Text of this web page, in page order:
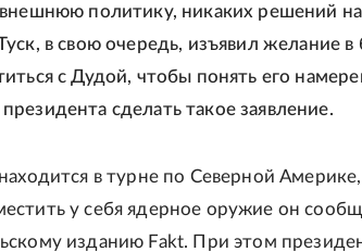
политику, никаких решений на
в свою очередь, изъявил желание
с Дудой, чтобы понять его
сделать такое заявление.
в турне по Северной
у себя ядерное оружие он
изданию Fakt. При этом